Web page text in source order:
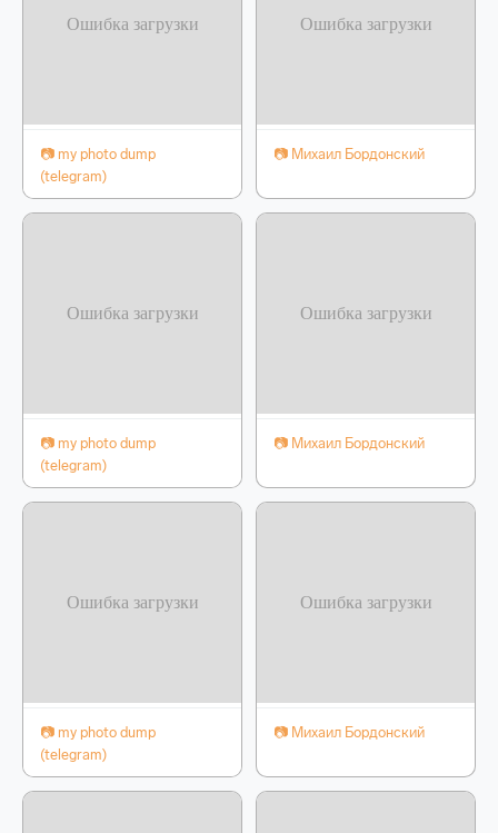
📷 my photo dump
(telegram)
📷 Михаил Бордонский
📷 my photo dump
(telegram)
📷 Михаил Бордонский
📷 my photo dump
(telegram)
📷 Михаил Бордонский